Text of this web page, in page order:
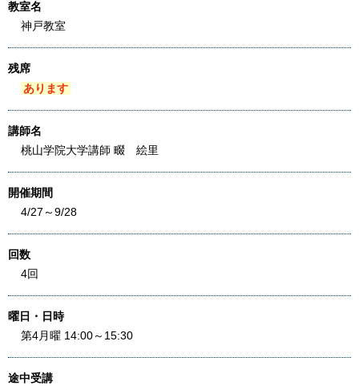
教室名
神戸教室
残席
あります
講師名
桃山学院大学講師 畷 絵里
開催期間
4/27～9/28
回数
4回
曜日・日時
第4月曜 14:00～15:30
途中受講